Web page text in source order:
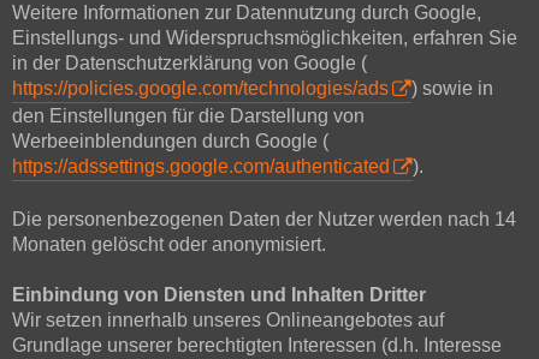
Weitere Informationen zur Datennutzung durch Google,
Einstellungs- und Widerspruchsmöglichkeiten, erfahren Sie
in der Datenschutzerklärung von Google (
https://policies.google.com/technologies/ads
) sowie in
den Einstellungen für die Darstellung von
Werbeeinblendungen durch Google (
https://adssettings.google.com/authenticated
).
Die personenbezogenen Daten der Nutzer werden nach 14
Monaten gelöscht oder anonymisiert.
Einbindung von Diensten und Inhalten Dritter
Wir setzen innerhalb unseres Onlineangebotes auf
Grundlage unserer berechtigten Interessen (d.h. Interesse